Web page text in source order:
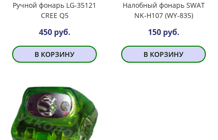
Ручной фонарь LG-35121
CREE Q5
450 руб.
В КОРЗИНУ
Налобный фонарь SWAT
NK-H107 (WY-835)
150 руб.
В КОРЗИНУ